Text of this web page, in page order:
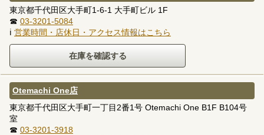
東京都千代田区大手町1-6-1 大手町ビル 1F
☎ 03-3201-5084
ℹ 営業時間・店休日・アクセス情報はこちら
Otemachi One店
東京都千代田区大手町一丁目2番1号 Otemachi One B1F B104号
室
☎ 03-3201-3918